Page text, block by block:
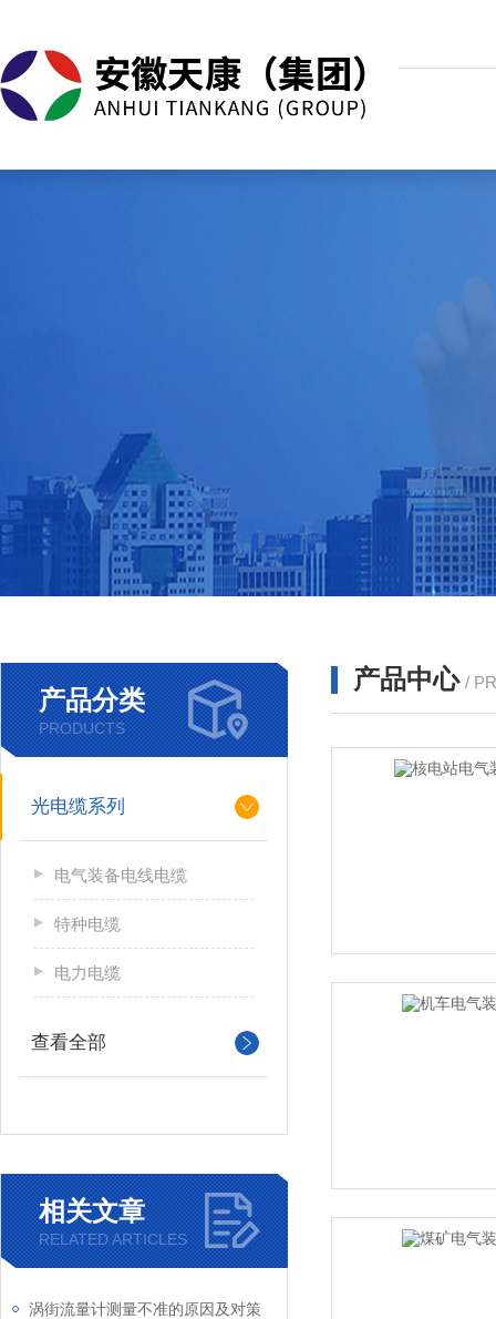
产品分类
PRODUCTS
光电缆系列
电气装备电线电缆
特种电缆
电力电缆
查看全部
相关文章
RELATED ARTICLES
涡街流量计测量不准的原因及对策
产品中心 /